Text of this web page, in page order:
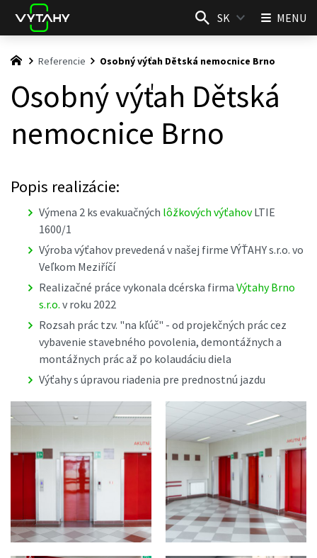
Referencie Osobný výťah Dětská nemocnice Brno
Osobný výťah Dětská
nemocnice Brno
Popis realizácie:
Výmena 2 ks evakuačných lôžkových výťahovLTIE
1600/1
Výroba výťahov prevedená v našej firme VÝŤAHY s.r.o. vo
Veľkom Meziříčí
Realizačné práce vykonala dcérska firma Výtahy Brno
s.r.o. v roku 2022
Rozsah prác tzv. "na kľúč" - od projekčných prác cez
vybavenie stavebného povolenia, demontážnych a
montážnych prác až po kolaudáciu diela
Výťahy s úpravou riadenia pre prednostnú jazdu
MENU
SK